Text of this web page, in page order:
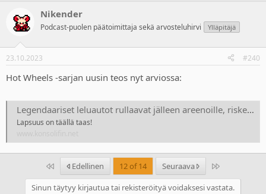
Nikender
Podcast-puolen päätoimittaja sekä arvosteluhirvi Ylläpitäjä
23.10.2023 #240
Hot Wheels -sarjan uusin teos nyt arviossa:
Legendaariset leluautot rullaavat jälleen areenoille, riskejä vältellen
Lapsuus on täällä taas!
Ensimmäinen
Edellinen 12 of 14 Seuraava Last
Sinun täytyy kirjautua tai rekisteröityä voidaksesi vastata.